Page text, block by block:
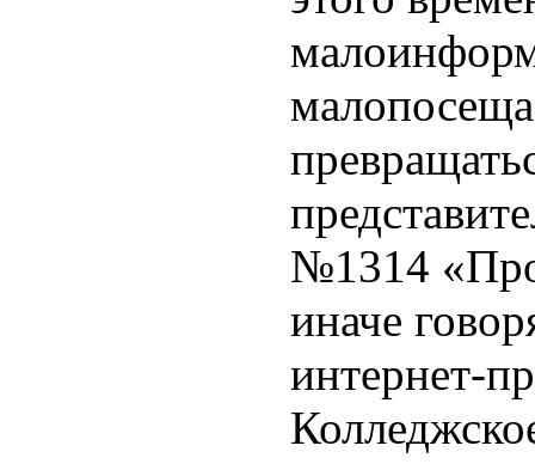
№1314
иначе
интернет-